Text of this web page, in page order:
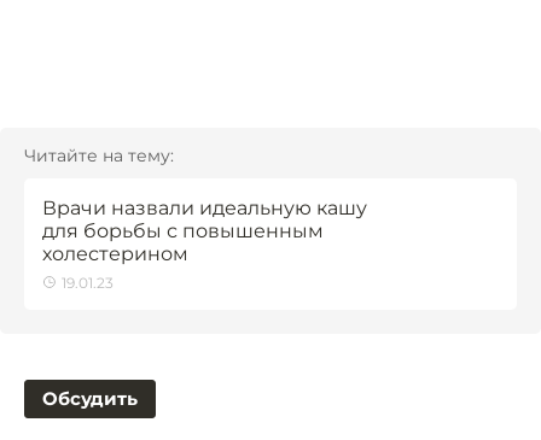
Читайте на тему:
Врачи назвали идеальную кашу
для борьбы с повышенным
холестерином
19.01.23
Обсудить